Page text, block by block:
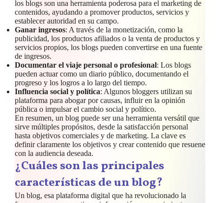
los blogs son una herramienta poderosa para el marketing de
contenidos, ayudando a promover productos, servicios y
establecer autoridad en su campo.
Ganar ingresos: A través de la monetización, como la
publicidad, los productos afiliados o la venta de productos y
servicios propios, los blogs pueden convertirse en una fuente
de ingresos.
Documentar el viaje personal o profesional: Los blogs
pueden actuar como un diario público, documentando el
progreso y los logros a lo largo del tiempo.
Influencia social y política: Algunos bloggers utilizan su
plataforma para abogar por causas, influir en la opinión
pública o impulsar el cambio social y político.
En resumen, un blog puede ser una herramienta versátil que
sirve múltiples propósitos, desde la satisfacción personal
hasta objetivos comerciales y de marketing. La clave es
definir claramente los objetivos y crear contenido que resuene
con la audiencia deseada.
¿Cuáles son las principales
características de un blog?
Un blog, esa plataforma digital que ha revolucionado la